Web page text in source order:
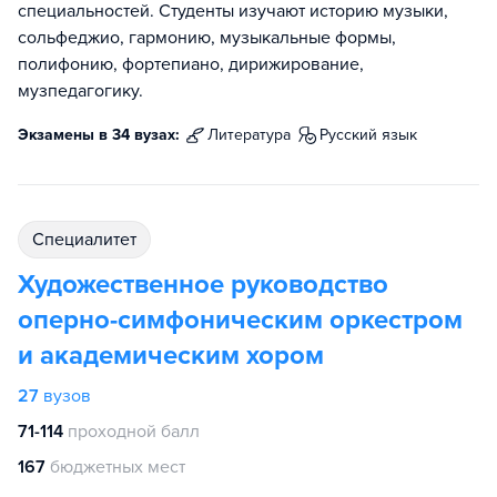
специальностей. Студенты изучают историю музыки,
сольфеджио, гармонию, музыкальные формы,
полифонию, фортепиано, дирижирование,
музпедагогику.
Экзамены в 34 вузах: литература русский язык
специалитет
Художественное руководство
оперно-симфоническим оркестром
и академическим хором
27 вузов
71-114 проходной балл
167 бюджетных мест